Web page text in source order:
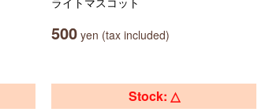
500 yen (tax included)
Stock: △